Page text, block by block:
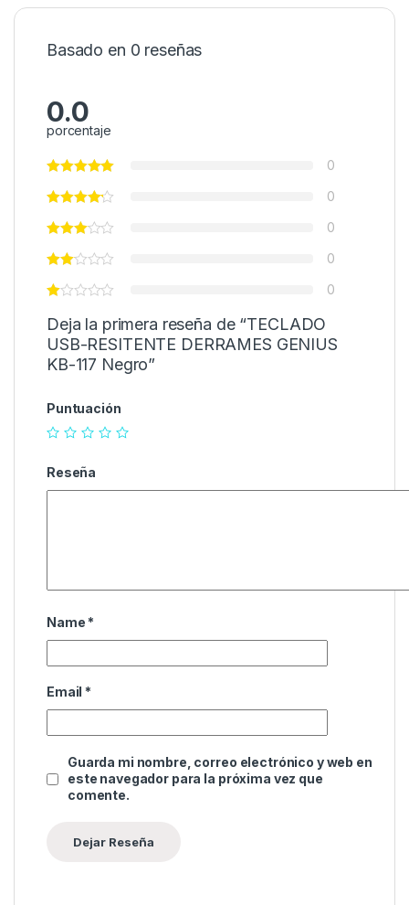
Basado en 0 reseñas
0.0
porcentaje
0
0
0
0
0
Deja la primera reseña de “TECLADO
USB-RESITENTE DERRAMES GENIUS
KB-117 Negro”
Puntuación
Reseña
Name *
Email *
Guarda mi nombre, correo electrónico y web en
este navegador para la próxima vez que
comente.